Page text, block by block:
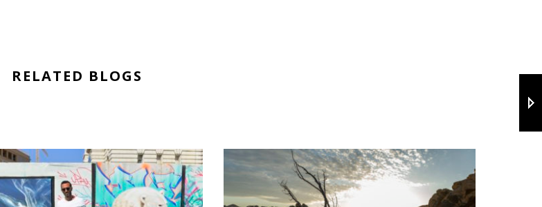
RELATED BLOGS